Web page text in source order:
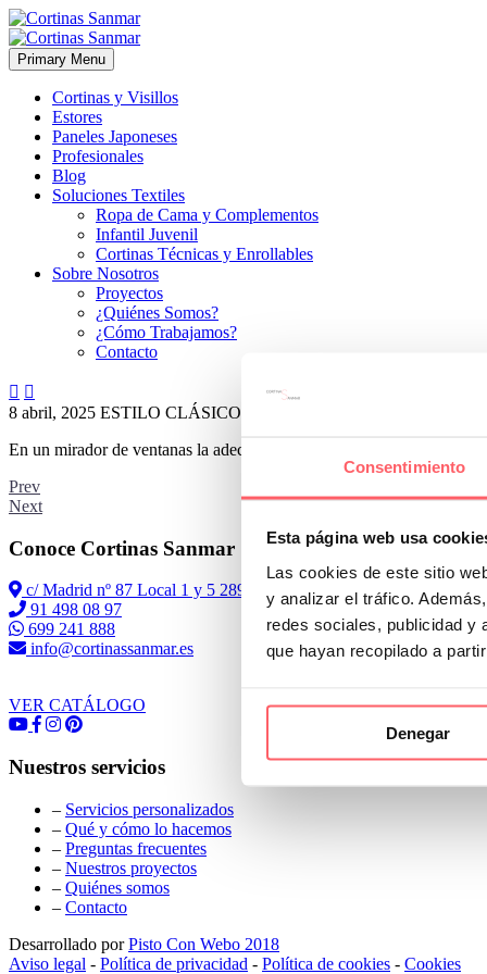
Consentimiento
Esta página web usa
Las cookies de este sitio
y analizar el tráfico.
redes sociales, publicidad y
que hayan recopilado a
Denegar
Primary Menu
Cortinas y Visillos
Estores
Paneles Japoneses
Profesionales
Blog
Soluciones Textiles
Ropa de Cama y Complementos
Infantil Juvenil
Cortinas Técnicas y Enrollables
Sobre Nosotros
Proyectos
¿Quiénes Somos?
¿Cómo Trabajamos?
Contacto
 
8 abril, 2025 ESTILO CLÁSICO
En un mirador de ventanas la adecuación a las medidas exactas es
Prev
Next
Conoce Cortinas Sanmar
c/ Madrid nº 87 Local 1 y 5 28970 Madrid
91 498 08 97
699 241 888
info@cortinassanmar.es
VER CATÁLOGO
Nuestros servicios
– Servicios personalizados
– Qué y cómo lo hacemos
– Preguntas frecuentes
– Nuestros proyectos
– Quiénes somos
– Contacto
Desarrollado porPisto Con Webo 2018
Aviso legal - Política de privacidad - Política de cookies - Cookies